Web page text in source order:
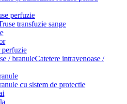
perfuzie
transfuzie sange
Catetere intravenoase /
cu sistem de protectie